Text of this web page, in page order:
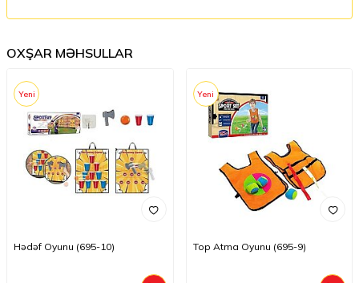
OXŞAR MƏHSULLAR
Yeni
Hədəf Oyunu (695-10)
Yeni
Top Atma Oyunu (695-9)